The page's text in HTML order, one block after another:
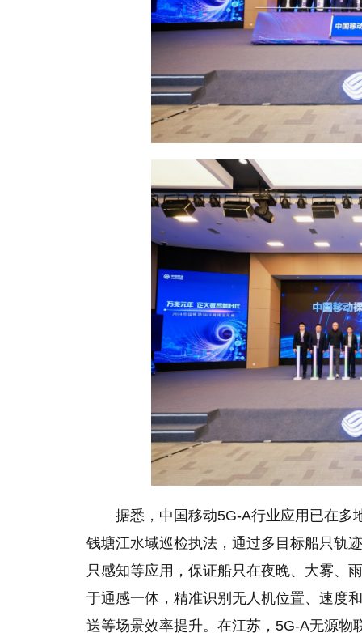
据悉，中国移动5G-A行业应用已在多
钱塘江水域巡检执法，通过多目标船只轨
只感知等应用，保证船只在夜晚、大雾、
于通感一体，精准识别无人机位置、速度
送等场景效率提升。在江苏，5G-A无源物